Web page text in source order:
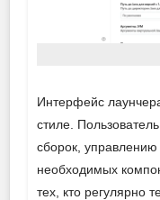
Интерфейс
стиле.
сборок,
необходимых
тех, кто регулярно